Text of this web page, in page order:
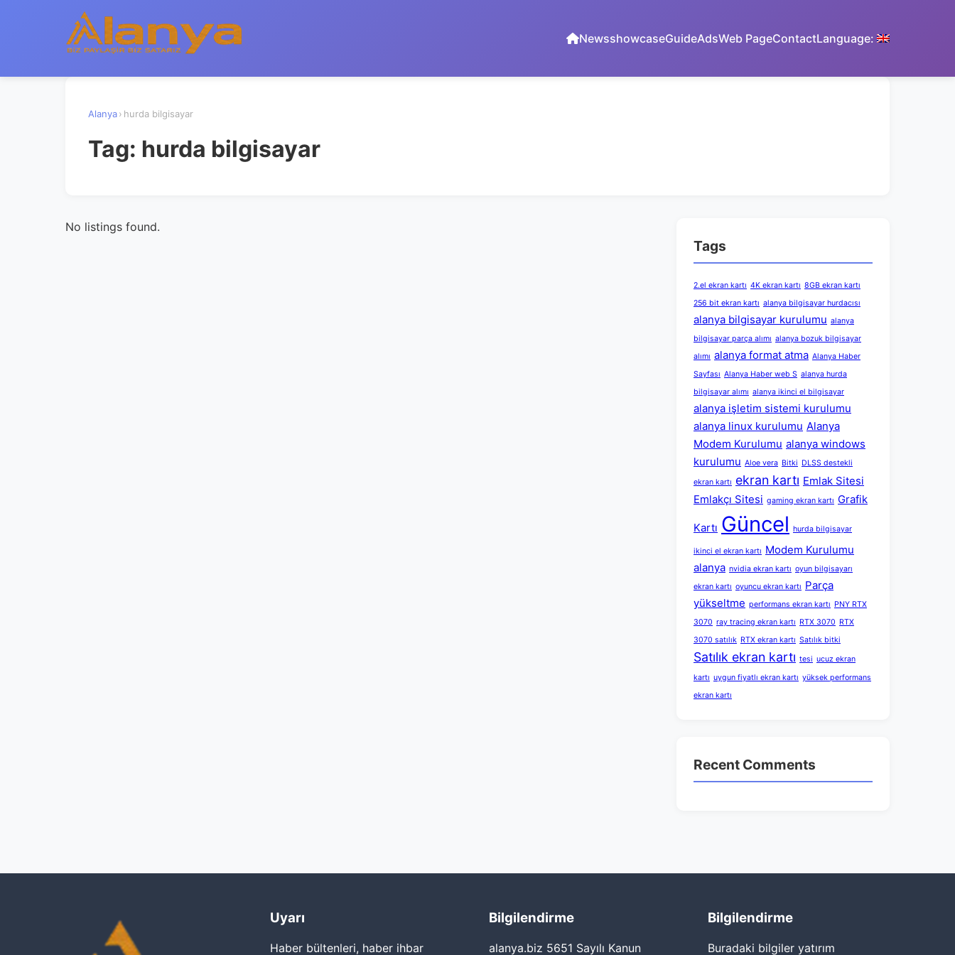
NewsshowcaseGuideAdsWeb PageContactLanguage:
Alanya› hurda bilgisayar
Tag: hurda bilgisayar
No listings found.
Tags
2.el ekran kartı 4K ekran kartı 8GB ekran kartı
256 bit ekran kartı alanya bilgisayar hurdacısı
alanya bilgisayar kurulumu alanya
bilgisayar parça alımı alanya bozuk bilgisayar
alımı alanya format atma Alanya Haber
Sayfası Alanya Haber web S alanya hurda
bilgisayar alımı alanya ikinci el bilgisayar
alanya işletim sistemi kurulumu
alanya linux kurulumu Alanya
Modem Kurulumu alanya windows
kurulumu Aloe vera Bitki DLSS destekli
ekran kartı ekran kartı Emlak Sitesi
Emlakçı Sitesi gaming ekran kartı Grafik
Kartı Güncel hurda bilgisayar
ikinci el ekran kartı Modem Kurulumu
alanya nvidia ekran kartı oyun bilgisayarı
ekran kartı oyuncu ekran kartı Parça
yükseltme performans ekran kartı PNY RTX
3070 ray tracing ekran kartı RTX 3070 RTX
3070 satılık RTX ekran kartı Satılık bitki
Satılık ekran kartı tesi ucuz ekran
kartı uygun fiyatlı ekran kartı yüksek performans
ekran kartı
Recent Comments
Uyarı
Haber bültenleri, haber ihbar
Bilgilendirme
alanya.biz 5651 Sayılı Kanun
Bilgilendirme
Buradaki bilgiler yatırım